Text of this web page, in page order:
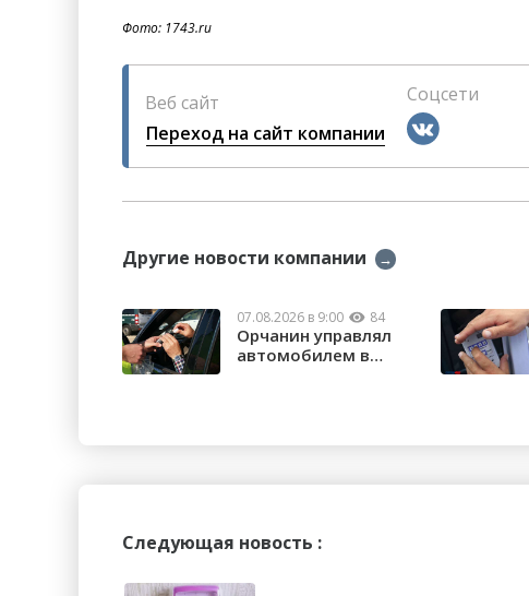
Фото: 1743.ru
Веб сайт
Переход на сайт компании
Соцсети
Другие новости компании →
07.08.2026 в 9:00 84
Орчанин управлял
автомобилем в
Следующая новость :